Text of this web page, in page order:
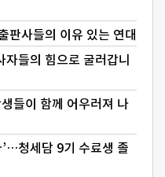
판사들의 이유 있는 연대
들의 힘으로 굴러갑니
들이 함께 어우러져 나
청세담 9기 수료생 졸